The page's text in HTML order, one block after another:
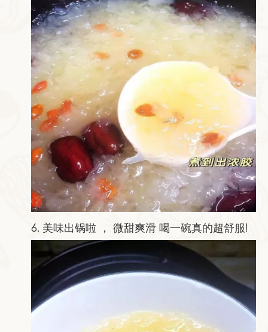
6. 美味出锅啦 ， 微甜爽滑 喝一碗真的超舒服!